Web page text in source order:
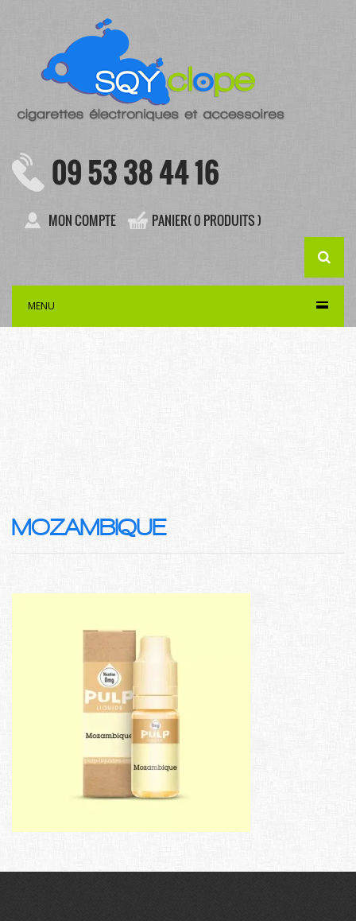
09 53 38 44 16
MON COMPTE PANIER( 0 PRODUITS )
MENU
MOZAMBIQUE